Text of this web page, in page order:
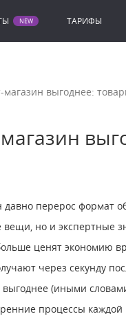
ТАРИФЫ
магазин выгоднее:
перерос формат
вещи, но и
ценят экономию
через секунду
выгоднее (иными
процессы